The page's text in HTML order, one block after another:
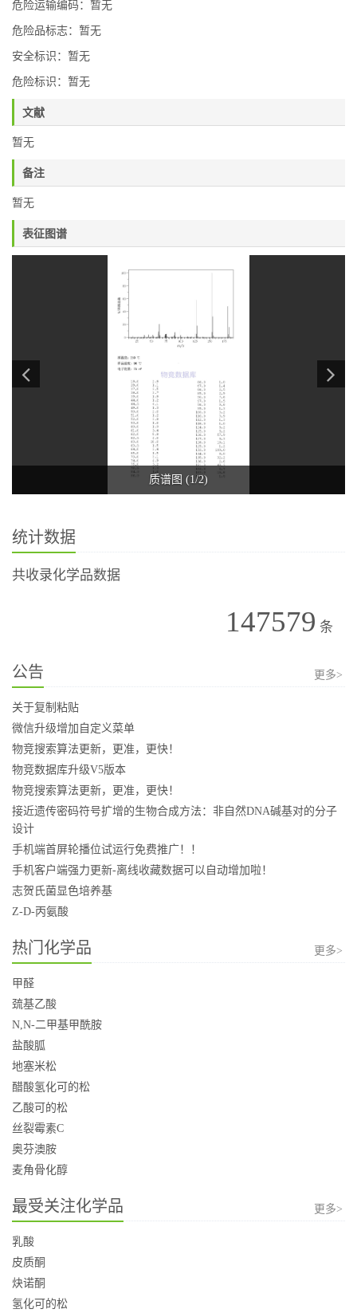
危险运输编码：暂无
危险品标志：暂无
安全标识：暂无
危险标识：暂无
文献
暂无
备注
暂无
表征图谱
质谱图 (1/2)
统计数据
共收录化学品数据
147579 条
公告 更多>
关于复制粘贴
微信升级增加自定义菜单
物竞搜索算法更新，更准，更快！
物竞数据库升级V5版本
物竞搜索算法更新，更准，更快！
接近遗传密码符号扩增的生物合成方法：非自然DNA碱基对的分子
设计
手机端首屏轮播位试运行免费推广！！
手机客户端强力更新-离线收藏数据可以自动增加啦！
志贺氏菌显色培养基
Z-D-丙氨酸
热门化学品 更多>
甲醛
巯基乙酸
N,N-二甲基甲酰胺
盐酸胍
地塞米松
醋酸氢化可的松
乙酸可的松
丝裂霉素C
奥芬澳胺
麦角骨化醇
最受关注化学品 更多>
乳酸
皮质酮
炔诺酮
氢化可的松